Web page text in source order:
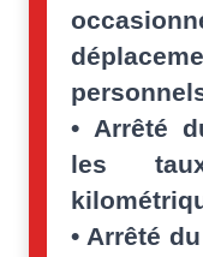
• Arrêté
les
• Arrêté